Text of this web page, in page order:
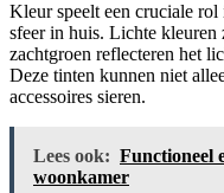
Kleur speelt een cruciale
sfeer in huis. Lichte kleuren
zachtgroen reflecteren het
Deze tinten kunnen niet
accessoires sieren.
Lees ook: Functioneel
woonkamer